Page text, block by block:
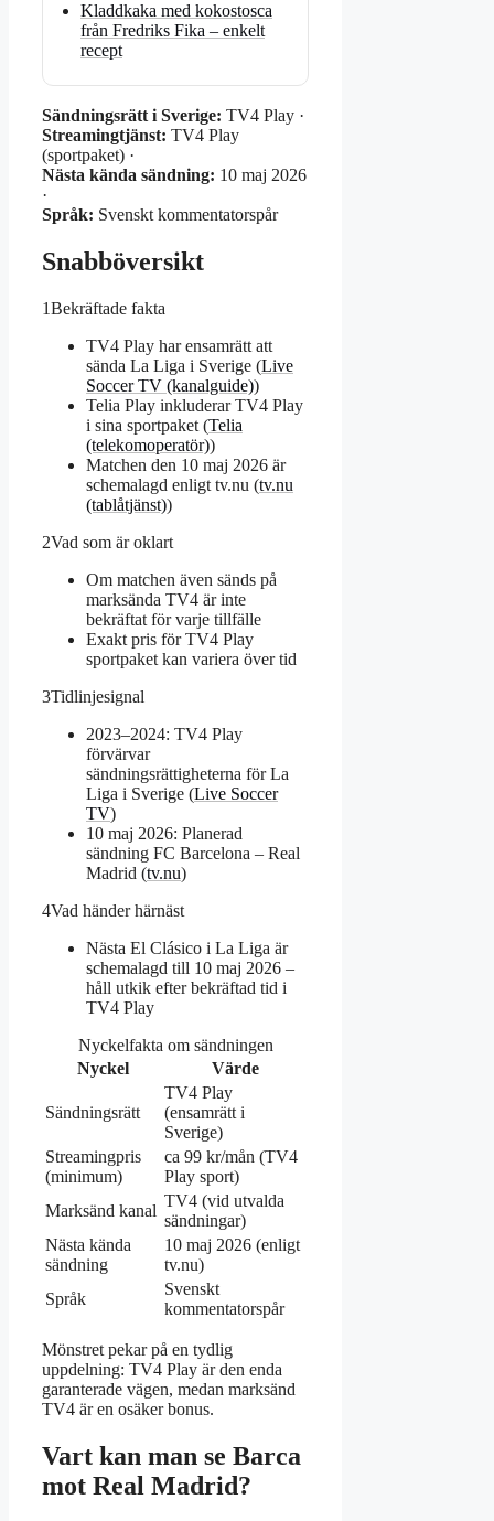
Kladdkaka med kokostosca
från Fredriks Fika – enkelt
recept
Sändningsrätt i Sverige: TV4 Play ·
Streamingtjänst: TV4 Play
(sportpaket) ·
Nästa kända sändning: 10 maj 2026
·
Språk: Svenskt kommentatorspår
Snabböversikt
1Bekräftade fakta
TV4 Play har ensamrätt att
sända La Liga i Sverige (Live
Soccer TV (kanalguide))
Telia Play inkluderar TV4 Play
i sina sportpaket (Telia
(telekomoperatör))
Matchen den 10 maj 2026 är
schemalagd enligt tv.nu (tv.nu
(tablåtjänst))
2Vad som är oklart
Om matchen även sänds på
marksända TV4 är inte
bekräftat för varje tillfälle
Exakt pris för TV4 Play
sportpaket kan variera över tid
3Tidlinjesignal
2023–2024: TV4 Play
förvärvar
sändningsrättigheterna för La
Liga i Sverige (Live Soccer
TV)
10 maj 2026: Planerad
sändning FC Barcelona – Real
Madrid (tv.nu)
4Vad händer härnäst
Nästa El Clásico i La Liga är
schemalagd till 10 maj 2026 –
håll utkik efter bekräftad tid i
TV4 Play
Nyckelfakta om sändningen
Nyckel
Värde
Sändningsrätt
TV4 Play
(ensamrätt i
Sverige)
Streamingpris
(minimum)
ca 99 kr/mån (TV4
Play sport)
Marksänd kanal
TV4 (vid utvalda
sändningar)
Nästa kända
sändning
10 maj 2026 (enligt
tv.nu)
Språk
Svenskt
kommentatorspår
Mönstret pekar på en tydlig
uppdelning: TV4 Play är den enda
garanterade vägen, medan marksänd
TV4 är en osäker bonus.
Vart kan man se Barca
mot Real Madrid?